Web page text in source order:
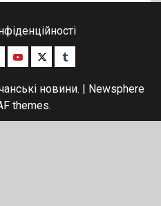
YoutubeTwitterTumblr
новини.
Newsphere
themes.